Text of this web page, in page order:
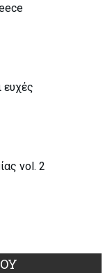
ευχές
vol. 2